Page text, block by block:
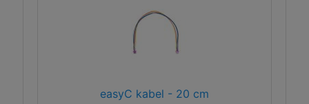
easyC kabel - 20 cm